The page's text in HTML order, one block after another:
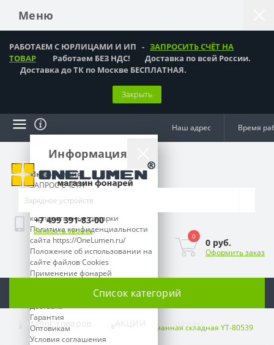
Меню
РАБОТАЕМ С ЮРЛИЦАМИ И ИП - ЗАПРОСИТЬ СЧЁТ НА
ТОВАР Работаем БЕЗ НДС! Доставка по всей России.
Доставка до ТК по Москве БЕСПЛАТНАЯ.
Закрыть
Информация
Информация
ЗАПРОС СЧЁТА
Как оформить заказ?
Подарки мужчинам,
корпоративные подарки
Политика конфиденциальности
сайта https://OneLumen.ru/
Положение об использовании на
сайте файлов Cookies
Применение фонарей
Доставка
Гарантия
Оптовикам
Условия соглашения
Наш адрес Время
+7 499 391-83-00
Заказать звонок
0
0 руб.
Оформить заказ
Список категорий
Каталог товаров АКЦИИ
Увеличители, лупы Лупа карманная складная YT-80539